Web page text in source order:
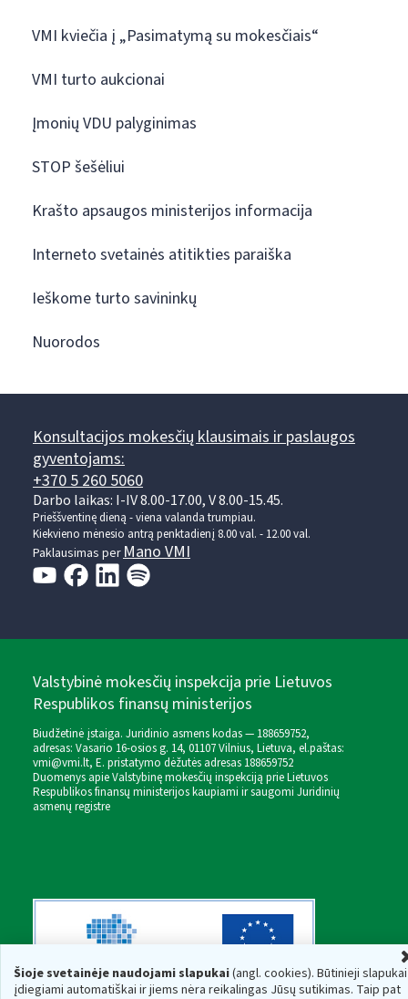
Šioje svetainėje naudojami slapukai(angl. cookies). Būtinieji slapukai
įdiegiami automatiškai ir jiems nėra reikalingas Jūsų sutikimas. Taip pat
VMI kviečia į „Pasimatymą su mokesčiais“
VMI turto aukcionai
Įmonių VDU palyginimas
STOP šešėliui
Krašto apsaugos ministerijos informacija
Interneto svetainės atitikties paraiška
Ieškome turto savininkų
Nuorodos
Konsultacijos mokesčių klausimais ir paslaugos
gyventojams:
+370 5 260 5060
Darbo laikas: I-IV 8.00-17.00, V 8.00-15.45.
Prieššventinę dieną - viena valanda trumpiau.
Kiekvieno mėnesio antrą penktadienį 8.00 val. - 12.00 val.
Paklausimas per Mano VMI
Valstybinė mokesčių inspekcija prie Lietuvos
Respublikos finansų ministerijos
Biudžetinė įstaiga. Juridinio asmens kodas — 188659752,
adresas: Vasario 16-osios g. 14, 01107 Vilnius, Lietuva, el.paštas:
vmi@vmi.lt, E. pristatymo dėžutės adresas 188659752
Duomenys apie Valstybinę mokesčių inspekciją prie Lietuvos
Respublikos finansų ministerijos kaupiami ir saugomi Juridinių
asmenų registre